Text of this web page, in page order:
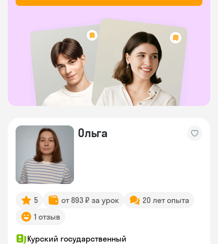
Ольга
5 от 893 ₽ за урок
20 лет опыта
1 отзыв
Курский государственный